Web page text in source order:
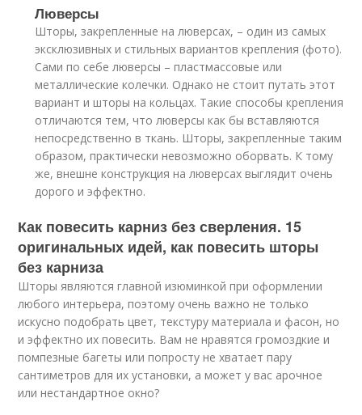
Люверсы
Шторы, закрепленные на люверсах, – один из самых
эксклюзивных и стильных вариантов крепления (фото).
Сами по себе люверсы – пластмассовые или
металлические колечки. Однако не стоит путать этот
вариант и шторы на кольцах. Такие способы крепления
отличаются тем, что люверсы как бы вставляются
непосредственно в ткань. Шторы, закрепленные таким
образом, практически невозможно оборвать. К тому
же, внешне конструкция на люверсах выглядит очень
дорого и эффектно.
Как повесить карниз без сверления. 15
оригинальных идей, как повесить шторы
без карниза
Шторы являются главной изюминкой при оформлении
любого интерьера, поэтому очень важно не только
искусно подобрать цвет, текстуру материала и фасон, но
и эффектно их повесить. Вам не нравятся громоздкие и
помпезные багеты или попросту не хватает пару
сантиметров для их установки, а может у вас арочное
или нестандартное окно?